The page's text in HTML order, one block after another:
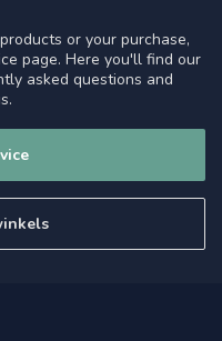
or your purchase,
page. Here you'll find our
asked questions and